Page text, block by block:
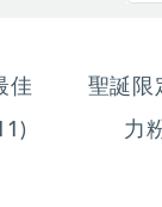
佳
聖誕限
力